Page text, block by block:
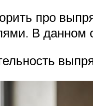
про
В данном